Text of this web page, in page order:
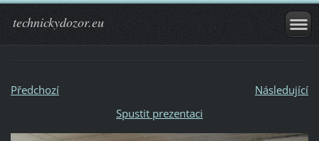
technickydozor.eu
Předchozí
Následující
Spustit prezentaci